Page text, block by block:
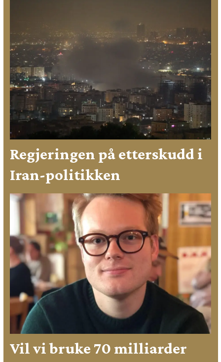
Regjeringen på etterskudd i
Iran-politikken
Vil vi bruke 70 milliarder